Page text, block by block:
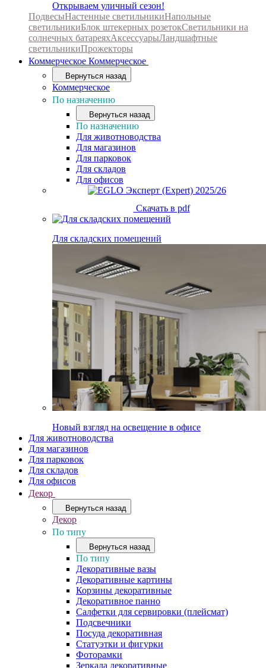
Открываем уличный сезон!
ПодвесыНастенные светильникиНапольные
светильникиБлок штекерных розетокСветильники на
солнечных батареяхАксессуарыЛандшафтные
светильникиПрожекторы
Коммерческое Коммерческое
Вернуться назад
Коммерческое
По назначению
Вернуться назад
По назначению
Для животноводства
Для магазинов
Для парковок
Для складов
Для офисов
Скачать в pdf
Для складских помещений
Новый взгляд на освещение в офисе
Для животноводства
Для магазинов
Для парковок
Для складов
Для офисов
Декор
Вернуться назад
Декор
По типу
Вернуться назад
По типу
Декоративные вазы
Декоративные картины
Корзины декоративные
Декоративное панно
Салфетки для сервировки (плейсмат)
Подсвечники
Посуда декоративная
Статуэтки и фигурки
Фоторамки
Зеркала декоративные